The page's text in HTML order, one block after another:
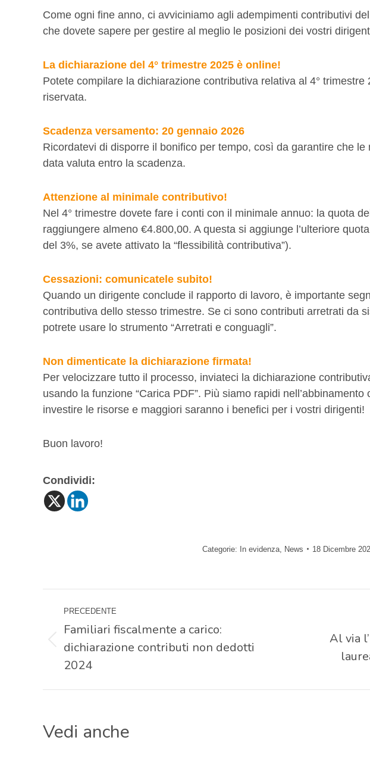
Come ogni fine anno, ci avviciniamo agli adempimenti contributivi
che dovete sapere per gestire al meglio le posizioni dei vostri
La dichiarazione del 4° trimestre 2025 è online!
Potete compilare la dichiarazione contributiva relativa al 4°
riservata.
Scadenza versamento: 20 gennaio 2026
Ricordatevi di disporre il bonifico per tempo, così da garantire che
data valuta entro la scadenza.
Attenzione al minimale contributivo!
Nel 4° trimestre dovete fare i conti con il minimale annuo: la quota
raggiungere almeno €4.800,00. A questa si aggiunge l’ulteriore
del 3%, se avete attivato la “flessibilità contributiva”).
Cessazioni: comunicatele subito!
Quando un dirigente conclude il rapporto di lavoro, è importante
contributiva dello stesso trimestre. Se ci sono contributi arretrati da
potrete usare lo strumento “Arretrati e conguagli”.
Non dimenticate la dichiarazione firmata!
Per velocizzare tutto il processo, inviateci la dichiarazione
usando la funzione “Carica PDF”. Più siamo rapidi
investire le risorse e maggiori saranno i benefici per i vostri dirigenti!
Buon lavoro!
Condividi:
Categorie: In evidenza, News 18 Dicembre
Naviga
tra
post
PRECEDENTE
Post
precedente:
Familiari fiscalmente a carico:
dichiarazione contributi non dedotti
2024
Al via
Vedi anche